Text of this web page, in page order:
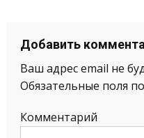
Добавить
Ваш адрес email не
Обязательные поля
Комментарий